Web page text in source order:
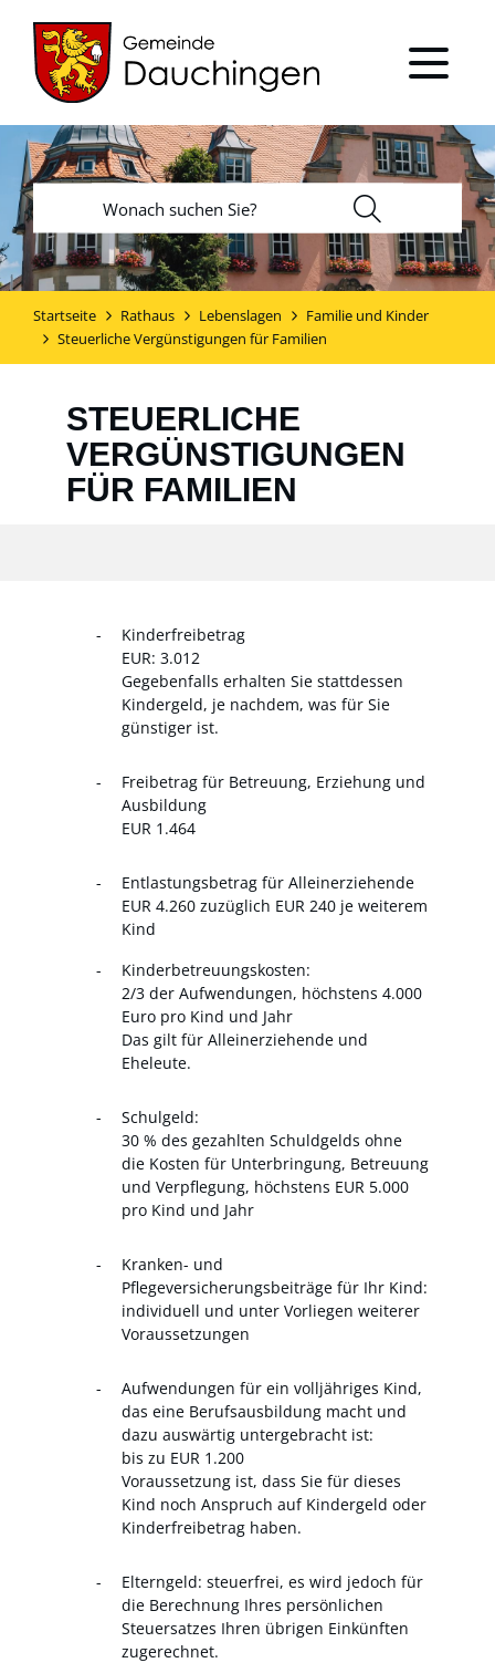
Startseite Rathaus Lebenslagen
Familie und Kinder
Steuerliche Vergünstigungen für Familien
STEUERLICHE
VERGÜNSTIGUNGEN
FÜR FAMILIEN
Kinderfreibetrag
EUR: 3.012
Gegebenfalls erhalten Sie stattdessen
Kindergeld, je nachdem, was für Sie
günstiger ist.
Freibetrag für Betreuung, Erziehung und
Ausbildung
EUR 1.464
Entlastungsbetrag für Alleinerziehende
EUR 4.260 zuzüglich EUR 240 je weiterem
Kind
Kinderbetreuungskosten:
2/3 der Aufwendungen, höchstens 4.000
Euro pro Kind und Jahr
Das gilt für Alleinerziehende und
Eheleute.
Schulgeld:
30 % des gezahlten Schuldgelds ohne
die Kosten für Unterbringung, Betreuung
und Verpflegung, höchstens EUR 5.000
pro Kind und Jahr
Kranken- und
Pflegeversicherungsbeiträge für Ihr Kind:
individuell und unter Vorliegen weiterer
Voraussetzungen
Aufwendungen für ein volljähriges Kind,
das eine Berufsausbildung macht und
dazu auswärtig untergebracht ist:
bis zu EUR 1.200
Voraussetzung ist, dass Sie für dieses
Kind noch Anspruch auf Kindergeld oder
Kinderfreibetrag haben.
Elterngeld: steuerfrei, es wird jedoch für
die Berechnung Ihres persönlichen
Steuersatzes Ihren übrigen Einkünften
zugerechnet.